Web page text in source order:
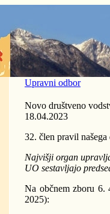
Upravni odbor
Novo društveno
18.04.2023
32. člen pravil
Najvišji organ
UO sestavljajo
Na občnem zboru 6.
2025):